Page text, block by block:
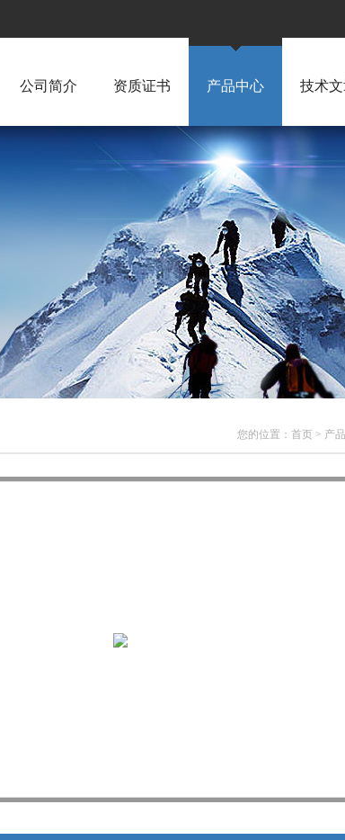
公司简介 资质证书 产品中心 技术
您的位置： 首页 > 产